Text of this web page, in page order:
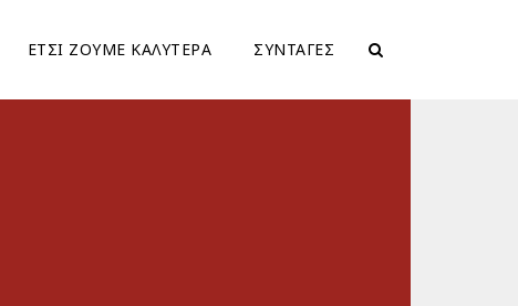
ΕΤΣΙ ΖΟΥΜΕ ΚΑΛΥΤΕΡΑ ΣΥΝΤΑΓΕΣ